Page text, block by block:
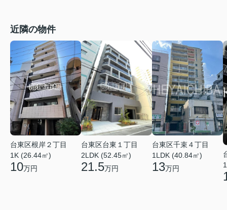
近隣の物件
台東区根岸２丁目
1K (26.44㎡)
10万円
台東区台東１丁目
2LDK (52.45㎡)
21.5万円
台東区千束４丁目
1LDK (40.84㎡)
13万円